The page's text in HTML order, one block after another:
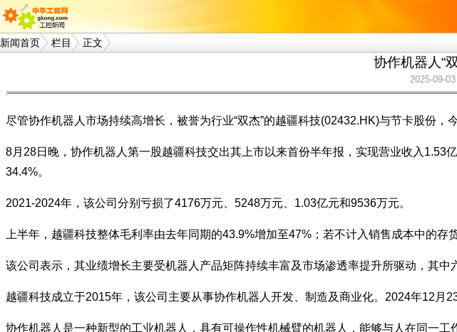
新闻首页 栏目 正文
协作机器人“
2025-09-
尽管协作机器人市场持续高增长，被誉为行业“双杰”的越疆科技(02432.HK)与节卡股份，
8月28日晚，协作机器人第一股越疆科技交出其上市以来首份半年报，实现营业收入
34.4%。
2021-2024年，该公司分别亏损了4176万元、5248万元、1.03亿元和9536万元。
上半年，越疆科技整体毛利率由去年同期的43.9%增加至47%；若不计入销售成本中的
该公司表示，其业绩增长主要受机器人产品矩阵持续丰富及市场渗透率提升所驱动，其中
越疆科技成立于2015年，该公司主要从事协作机器人开发、制造及商业化。2024年12月
协作机器人是一种新型的工业机器人，具有可操作性机械臂的机器人，能够与人在同一